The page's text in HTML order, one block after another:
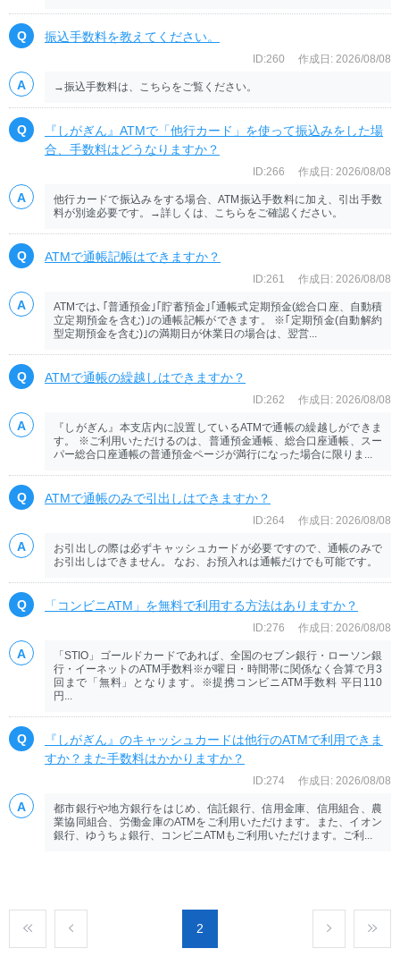
振込手数料を教えてください。
ID:260 作成日: 2026/08/08
→振込手数料は、こちらをご覧ください。
『しがぎん』ATMで「他行カード」を使って振込みをした場
合、手数料はどうなりますか？
ID:266 作成日: 2026/08/08
他行カードで振込みをする場合、ATM振込手数料に加え、引出手数
料が別途必要です。→詳しくは、こちらをご確認ください。
ATMで通帳記帳はできますか？
ID:261 作成日: 2026/08/08
ATMでは､｢普通預金｣｢貯蓄預金｣｢通帳式定期預金(総合口座、自動積
立定期預金を含む)｣の通帳記帳ができます。 ※｢定期預金(自動解約
型定期預金を含む)｣の満期日が休業日の場合は、翌営...
ATMで通帳の繰越しはできますか？
ID:262 作成日: 2026/08/08
『しがぎん』本支店内に設置しているATMで通帳の繰越しができま
す。 ※ご利用いただけるのは、普通預金通帳、総合口座通帳、スー
パー総合口座通帳の普通預金ページが満行になった場合に限りま...
ATMで通帳のみで引出しはできますか？
ID:264 作成日: 2026/08/08
お引出しの際は必ずキャッシュカードが必要ですので、通帳のみで
お引出しはできません。 なお、お預入れは通帳だけでも可能です。
「コンビニATM」を無料で利用する方法はありますか？
ID:276 作成日: 2026/08/08
「STIO」ゴールドカードであれば、全国のセブン銀行・ローソン銀
行・イーネットのATM手数料※が曜日・時間帯に関係なく合算で月3
回まで「無料」となります。※提携コンビニATM手数料 平日110
円...
『しがぎん』のキャッシュカードは他行のATMで利用できま
すか？また手数料はかかりますか？
ID:274 作成日: 2026/08/08
都市銀行や地方銀行をはじめ、信託銀行、信用金庫、信用組合、農
業協同組合、労働金庫のATMをご利用いただけます。また、イオン
銀行、ゆうちょ銀行、コンビニATMもご利用いただけます。ご利...
2